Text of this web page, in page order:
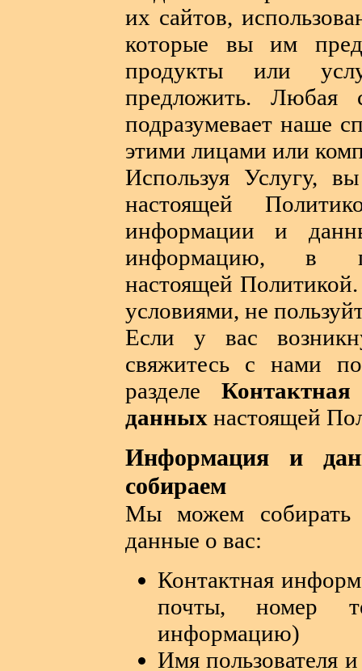
их сайтов,
которые вы им
продукты или
предложить. Любая
подразумевает наше
этими лицами или
Используя Услугу,
настоящей
информации и
информацию, в
настоящей
условиями, не
Если у вас
свяжитесь с нами
разделе
данных настоящей
Информация и
собираем
Мы можем
данные о вас:
Контактная
почты, номер
информацию)
Имя пользователя